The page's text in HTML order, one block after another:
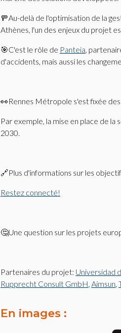
🚥Au-delà de l'optimisation de la
Athènes, l'un des enjeux du projet
🎯C'est le rôle de Panteia,
d'accidents, mais aussi les
👀Rennes Métropole s'est fixée
Par exemple, la mise en place de
2030.
🔗Plus d'informations sur les
Restez connecté!
🤔Une question sur les projets
Partenaires du projet: Universidad
Rupprecht Consult GmbH, Aimsun,
En images :